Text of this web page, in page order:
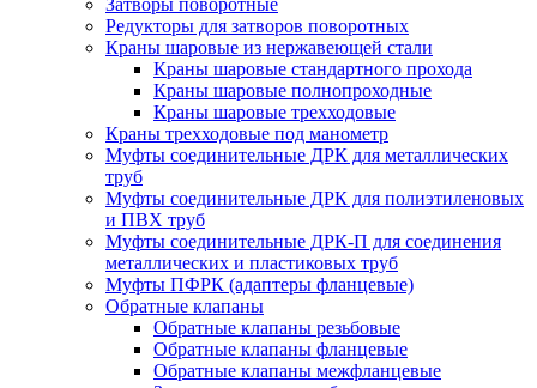
Затворы поворотные
Редукторы для затворов поворотных
Краны шаровые из нержавеющей стали
Краны шаровые стандартного прохода
Краны шаровые полнопроходные
Краны шаровые трехходовые
Краны трехходовые под манометр
Муфты соединительные ДРК для металлических
труб
Муфты соединительные ДРК для полиэтиленовых
и ПВХ труб
Муфты соединительные ДРК-П для соединения
металлических и пластиковых труб
Муфты ПФРК (адаптеры фланцевые)
Обратные клапаны
Обратные клапаны резьбовые
Обратные клапаны фланцевые
Обратные клапаны межфланцевые